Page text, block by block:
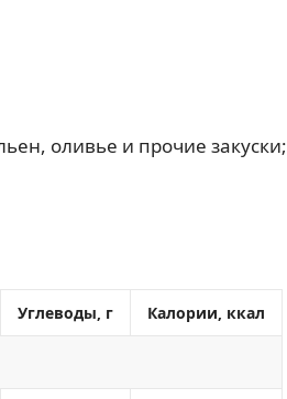
оливье и прочие закуски;
Углеводы, г Калории, ккал